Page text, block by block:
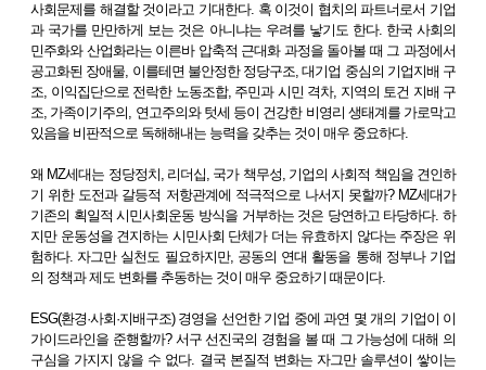
사회문제를 해결할 것이라고 기대한다. 혹 이것이 협치의 파트너로서 기업
과 국가를 만만하게 보는 것은 아니냐는 우려를 낳기도 한다. 한국 사회의
민주화와 산업화라는 이른바 압축적 근대화 과정을 돌아볼 때 그 과정에서
공고화된 장애물, 이를테면 불안정한 정당구조, 대기업 중심의 기업지배 구
조, 이익집단으로 전락한 노동조합, 주민과 시민 격차, 지역의 토건 지배 구
조, 가족이기주의, 연고주의와 텃세 등이 건강한 비영리 생태계를 가로막고
있음을 비판적으로 독해해내는 능력을 갖추는 것이 매우 중요하다.
왜 MZ세대는 정당정치, 리더십, 국가 책무성, 기업의 사회적 책임을 견인하
기 위한 도전과 갈등적 저항관계에 적극적으로 나서지 못할까? MZ세대가
기존의 획일적 시민사회운동 방식을 거부하는 것은 당연하고 타당하다. 하
지만 운동성을 견지하는 시민사회 단체가 더는 유효하지 않다는 주장은 위
험하다. 자그만 실천도 필요하지만, 공동의 연대 활동을 통해 정부나 기업
의 정책과 제도 변화를 추동하는 것이 매우 중요하기 때문이다.
ESG(환경·사회·지배구조) 경영을 선언한 기업 중에 과연 몇 개의 기업이 이
가이드라인을 준행할까? 서구 선진국의 경험을 볼 때 그 가능성에 대해 의
구심을 가지지 않을 수 없다. 결국 본질적 변화는 자그만 솔루션이 쌓이는